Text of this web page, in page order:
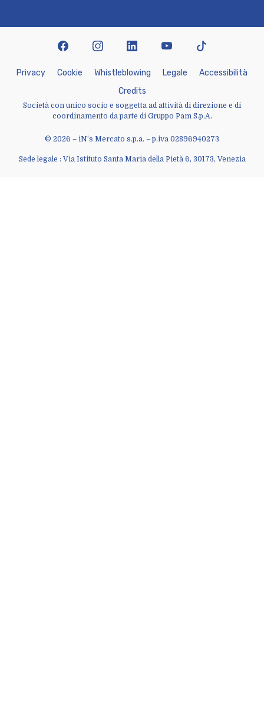
© 2026 – iN’s Mercato s.p.a. – p.iva 02896940273
Sede legale : Via Istituto Santa Maria della Pietà 6, 30173, Venezia
Privacy Cookie Whist eb owing Lega e Accessibi ità
Credits
Società con unico socio e soggetta ad attività di direzione e di
coordinamento da parte di Gruppo Pam S.p.A.
facebookinstagram linkedin youtubetiktok